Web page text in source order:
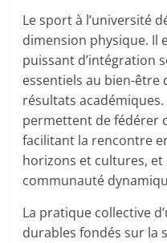
Le sport à l’université
dimension physique. Il
puissant d’intégration
essentiels au bien-être
résultats
permettent de fédérer
facilitant la rencontre
horizons et cultures,
communauté
La pratique collective
durables fondés sur la